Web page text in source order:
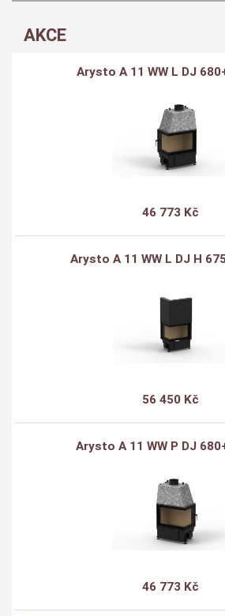
AKCE
Arysto A 11 WW L DJ
46 773 Kč
Arysto A 11 WW L DJ H
56 450 Kč
Arysto A 11 WW P DJ
46 773 Kč